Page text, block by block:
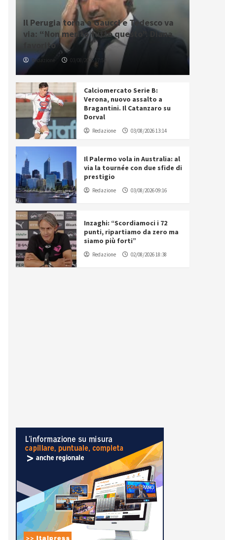
Il Perugia torna a Gaucci e Tedesco va
via: “Non merito tutto questo”. Diana
favorito
Redazione 03/08/2026 17:55
Calciomercato Serie B:
Verona, nuovo assalto a
Bragantini. Il Catanzaro su
Dorval
Redazione 03/08/2026 13:14
Il Palermo vola in Australia: al
via la tournée con due sfide di
prestigio
Redazione 03/08/2026 09:16
Inzaghi: “Scordiamoci i 72
punti, ripartiamo da zero ma
siamo più forti”
Redazione 02/08/2026 18:38